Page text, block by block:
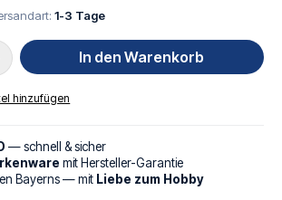
1-3 Tage
Gib den gewünschten Wert
In den Warenkorb
hinzufügen
— schnell & sicher
mit Hersteller-Garantie
Bayerns — mit Liebe zum Hobby